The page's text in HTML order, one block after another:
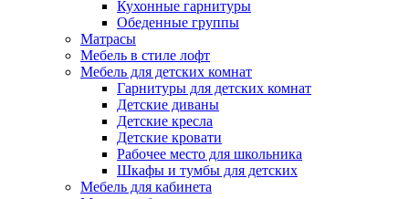
Кухонные гарнитуры
Обеденные группы
Матрасы
Мебель в стиле лофт
Мебель для детских комнат
Гарнитуры для детских комнат
Детские диваны
Детские кресла
Детские кровати
Рабочее место для школьника
Шкафы и тумбы для детских
Мебель для кабинета